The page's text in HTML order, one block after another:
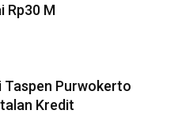
Rp30 M
Taspen Purwokerto
Kredit